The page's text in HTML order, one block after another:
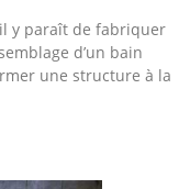
y paraît de fabriquer
d’un bain
une structure à la